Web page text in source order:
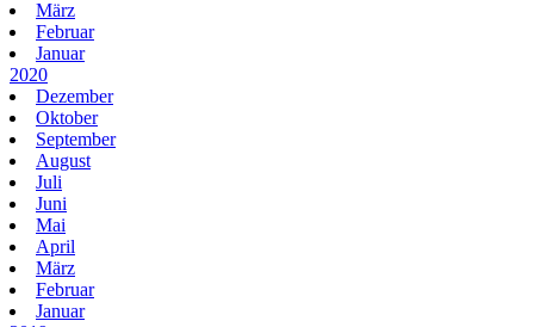
März
Februar
Januar
2020
Dezember
Oktober
September
August
Juli
Juni
Mai
April
März
Februar
Januar